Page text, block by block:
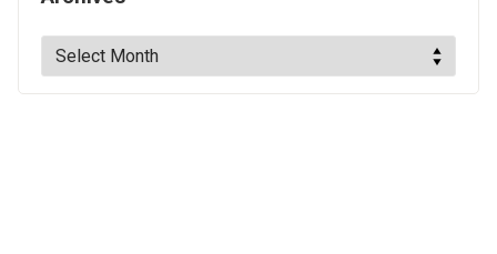
Archives